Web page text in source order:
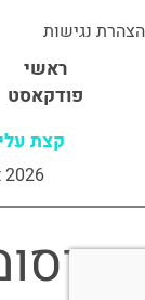
הצהרת נגישות
ראשי
פודקאסט
קצת